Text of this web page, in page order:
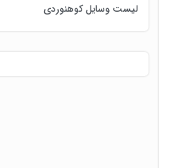
لیست وسایل کوهنوردی